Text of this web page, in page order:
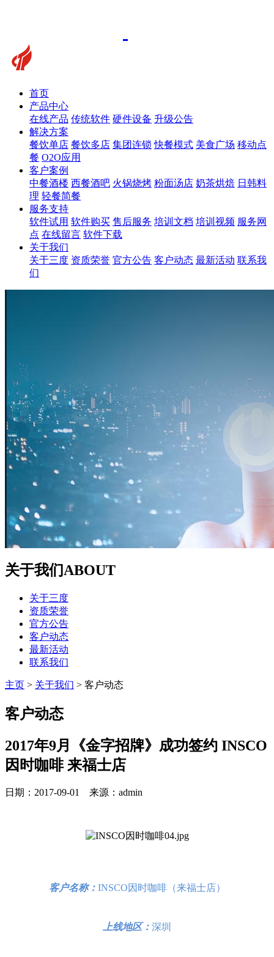
首页
产品中心
在线产品 传统软件 硬件设备 升级公告
解决方案
餐饮单店 餐饮多店 集团连锁 快餐模式 美食广场 移动点
餐 O2O应用
客户案例
中餐酒楼 西餐酒吧 火锅烧烤 粉面汤店 奶茶烘焙 日韩料
理 轻餐简餐
服务支持
软件试用 软件购买 售后服务 培训文档 培训视频 服务网
点 在线留言 软件下载
关于我们
关于三度 资质荣誉 官方公告 客户动态 最新活动 联系我
们
关于我们ABOUT
关于三度
资质荣誉
官方公告
客户动态
最新活动
联系我们
主页 > 关于我们 > 客户动态
客户动态
2017年9月《金字招牌》成功签约 INSCO
因时咖啡 来福士店
日期：2017-09-01 来源：admin
客户名称： INSCO因时咖啡（来福士店）
上线地区： 深圳